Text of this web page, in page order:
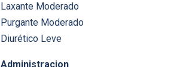
Laxante Moderado
Purgante Moderado
Diurético Leve
Administracion